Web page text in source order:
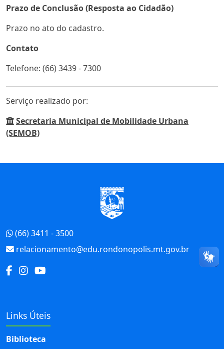
Prazo de Conclusão (Resposta ao Cidadão)
Prazo no ato do cadastro.
Contato
Telefone: (66) 3439 - 7300
Serviço realizado por:
Secretaria Municipal de Mobilidade Urbana
(SEMOB)
(66) 3411 - 3500
relacionamento@edu.rondonopolis.mt.gov.br
Links Úteis
Biblioteca